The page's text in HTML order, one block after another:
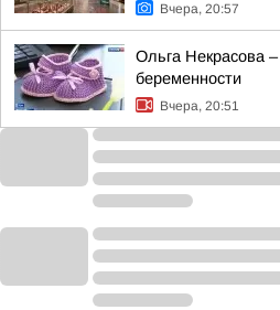
Вчера, 20:57
Ольга Некрасова
беременности
Вчера, 20:51